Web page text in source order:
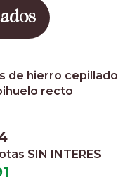
de hierro cepillado
recto
SIN INTERES